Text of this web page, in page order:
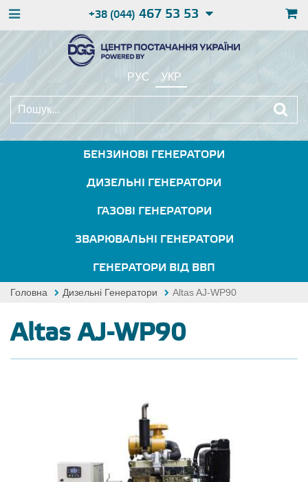
+38 (044) 467 53 53
РУС УКР
БЕНЗИНОВІ ГЕНЕРАТОРИ
ДИЗЕЛЬНІ ГЕНЕРАТОРИ
ГАЗОВІ ГЕНЕРАТОРИ
ЗВАРЮВАЛЬНІ ГЕНЕРАТОРИ
ГЕНЕРАТОРИ ВІД ВВП
Головна Дизельні Генератори Altas AJ-WP90
Altas AJ-WP90